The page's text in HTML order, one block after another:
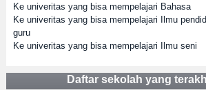
Ke univeritas yang bisa mempelajari Bahasa
Ke univeritas yang bisa mempelajari Ilmu
guru
Ke univeritas yang bisa mempelajari Ilmu seni
Daftar sekolah yang